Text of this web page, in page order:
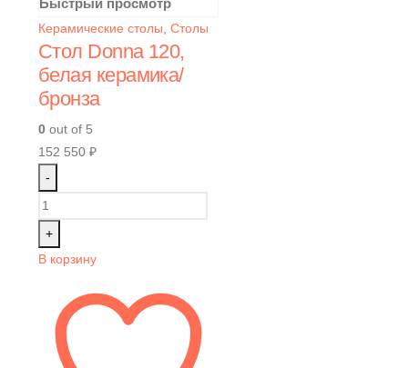
Керамические столы Столы
Стол Donna 120,
белая керамика/
бронза
0 out of 5
152 550 ₽
-
+
В корзину